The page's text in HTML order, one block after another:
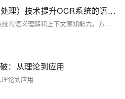
如何结合NLP（自然语言处理）技术提升OCR系统的语义理解和上下文感知能力？
通过结合NLP技术，提升OCR系统的语义理解和上下文感知能力。方法包括集成NLP模块、文本预处理、语义特征提取、上下文推理及引入领域知识库。代码示例展示了如何使用Tesseract进行OCR识别，并通过BERT模型进行语义理解和纠错，最终提高文本识别的准确性。相关API如医疗电子发票验真、车险保单识别等可进一步增强应用效果。
：从理论到应用
论到应用